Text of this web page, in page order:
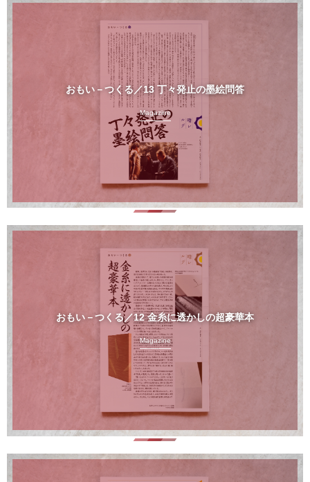
おもい－つくる／13 丁々発止の墨絵問答
Magazine
おもい－つくる／12 金糸に透かしの超豪華本
Magazine